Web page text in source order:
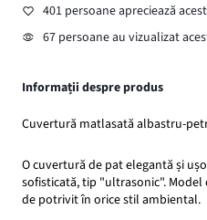
401 persoane apreciează
67 persoane au vizualizat
Informații despre produs
Cuvertură matlasată albastru-
O cuvertură de pat elegantă și
sofisticată, tip "ultrasonic".
de potrivit în orice stil ambiental.